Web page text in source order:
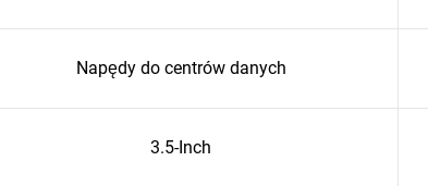
Napędy do centrów danych
3.5-Inch